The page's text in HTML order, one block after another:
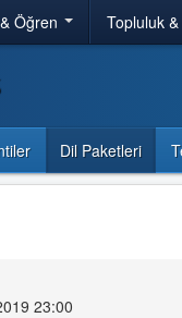
Öğren Topluluk
Dil Paketleri
23:00